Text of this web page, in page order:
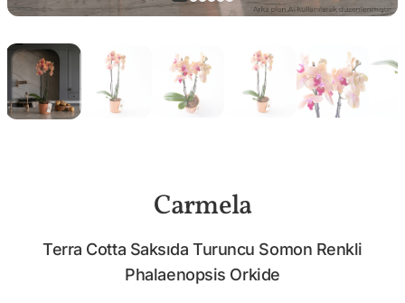
Carmela
Terra Cotta Saksıda Turuncu Somon Renkli
Phalaenopsis Orkide